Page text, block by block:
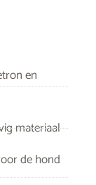
en
materiaal
de hond